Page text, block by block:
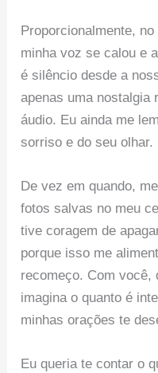
Proporcionalmente,
minha voz se calou e
é silêncio desde a
apenas uma nostalgia
áudio. Eu ainda me
sorriso e do seu olhar.
De vez em quando,
fotos salvas no meu
tive coragem de
porque isso me
recomeço. Com você,
imagina o quanto é
minhas orações te
Eu queria te contar o